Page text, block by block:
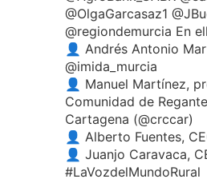
@OlgaGarcasaz1
@regiondemurcia En
👤 Andrés Antonio
@imida_murcia
👤 Manuel Martínez,
Comunidad de
Cartagena (@crccar)
👤 Alberto Fuentes,
👤 Juanjo Caravaca,
#LaVozdelMundoRural